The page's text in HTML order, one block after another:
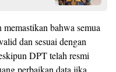
bahwa semua
dan sesuai dengan
DPT telah resmi
perbaikan data jika